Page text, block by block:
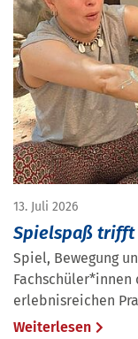
13. Juli 2026
Spielspaß
Spiel, Bewegung
Fachschüler*innen
erlebnisreichen
Weiterlesen